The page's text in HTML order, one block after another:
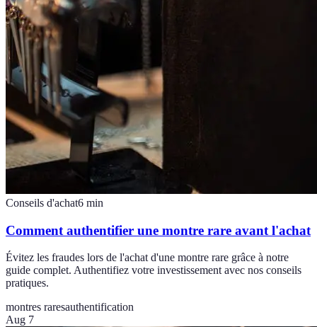
Conseils d'achat6 min
Comment authentifier une montre rare avant l'achat
Évitez les fraudes lors de l'achat d'une montre rare grâce à notre
guide complet. Authentifiez votre investissement avec nos conseils
pratiques.
montres raresauthentification
Aug 7